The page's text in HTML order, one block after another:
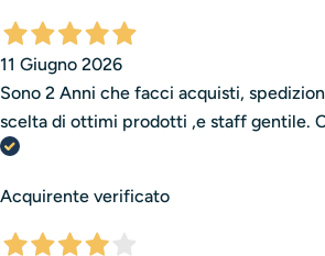
11 Giugno 2026
Sono 2 Anni che facci acquisti,
scelta di ottimi prodotti ,e staff gentile.
Acquirente verificato